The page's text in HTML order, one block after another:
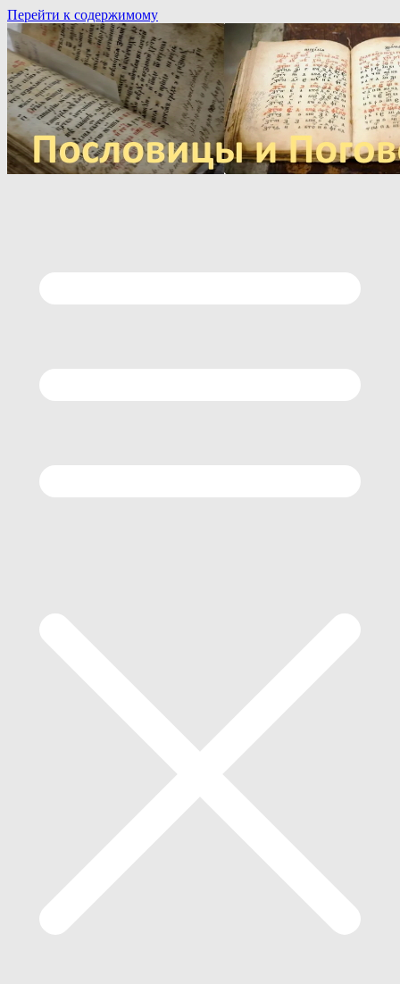
Перейти к содержимому